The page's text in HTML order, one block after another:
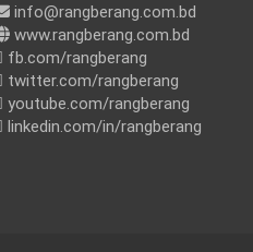
info@rangberang.com.bd
www.rangberang.com.bd
fb.com/rangberang
twitter.com/rangberang
youtube.com/rangberang
linkedin.com/in/rangberang